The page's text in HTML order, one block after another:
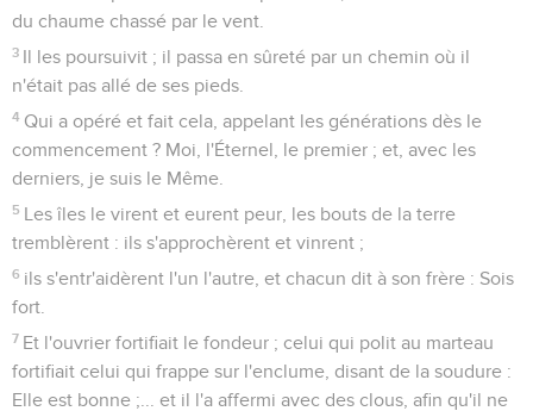
du chaume chassé par le vent.
3 Il les poursuivit ; il passa en sûreté par un chemin où il
n'était pas allé de ses pieds.
4 Qui a opéré et fait cela, appelant les générations dès le
commencement ? Moi, l'Éternel, le premier ; et, avec les
derniers, je suis le Même.
5 Les îles le virent et eurent peur, les bouts de la terre
tremblèrent : ils s'approchèrent et vinrent ;
6 ils s'entr'aidèrent l'un l'autre, et chacun dit à son frère : Sois
fort.
7 Et l'ouvrier fortifiait le fondeur ; celui qui polit au marteau
fortifiait celui qui frappe sur l'enclume, disant de la soudure :
Elle est bonne ;... et il l'a affermi avec des clous, afin qu'il ne